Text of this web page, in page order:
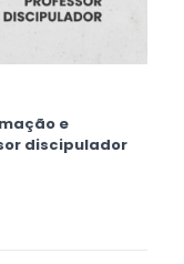
e
discipulador